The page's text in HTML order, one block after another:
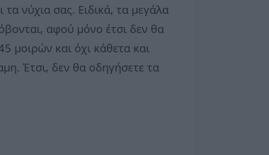
τα νύχια σας. Ειδικά, τα μεγάλα
αφού μόνο έτσι δεν θα
μοιρών και όχι κάθετα και
Έτσι, δεν θα οδηγήσετε τα